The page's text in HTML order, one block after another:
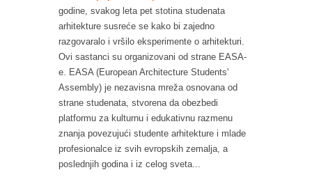
godine, svakog leta pet stotina studenata
arhitekture susreće se kako bi zajedno
razgovaralo i vršilo eksperimente o arhitekturi.
Ovi sastanci su organizovani od strane EASA-
e. EASA (European Architecture Students'
Assembly) je nezavisna mreža osnovana od
strane studenata, stvorena da obezbedi
platformu za kulturnu i edukativnu razmenu
znanja povezujući studente arhitekture i mlade
profesionalce iz svih evropskih zemalja, a
poslednjih godina i iz celog sveta...